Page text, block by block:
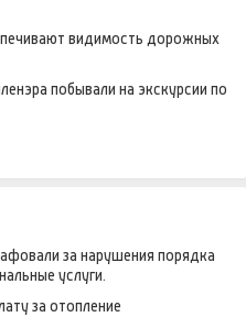
видимость дорожных
побывали на экскурсии по
за нарушения порядка
услуги.
за отопление